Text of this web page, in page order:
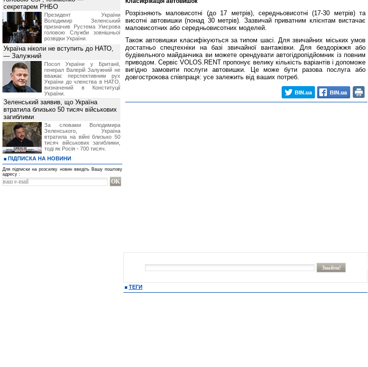
Розрізняють маловисотні (до 17 метрів), середньовисотні (17-30 метрів) та
висотні автовишки (понад 30 метрів). Зазвичай приватним клієнтам вистачає
маловисотних або середньовисотних моделей.
Також автовишки класифікуються за типом шасі. Для звичайних міських умов
достатньо спецтехніки на базі звичайної вантажівки. Для бездоріжжя або
будівельного майданчика ви можете орендувати автогідропідйомник із повним
приводом. Сервіс VOLOS.RENT пропонує велику кількість варіантів і допоможе
вигідно замовити послуги автовишки. Це може бути разова послуга або
довгострокова співпраця: усе залежить від ваших потреб.
ТЕГИ
секретарем РНБО
Президент України
Володимир Зеленський
призначив Pустема Умєрова
головою Служби зовнішньої
розвідки України.
Україна ніколи не вступить до НАТО,
— Залужний
Посол України у Британії,
генерал Валерій Залужний не
вважає перспективним рух
України до членства в НАТО,
визначений в Конституції
України.
Зеленський заявив, що Україна
втратила близько 50 тисяч військових
загиблими
За словами Володимира
Зеленського, Україна
втратила на війні близько 50
тисяч військових загиблими,
тоді як Росія - 700 тисяч.
ПІДПИСКА НА НОВИНИ
Для підписки на розсилку новин введіть Вашу поштову
адресу :